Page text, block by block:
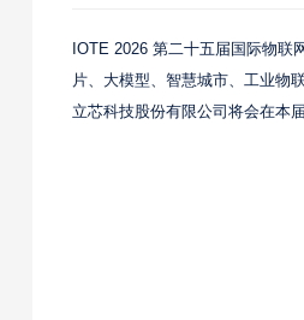
IOTE 2026 第二十五届国际物联
片、大模型、智慧城市、工业物
立芯科技股份有限公司将会在本